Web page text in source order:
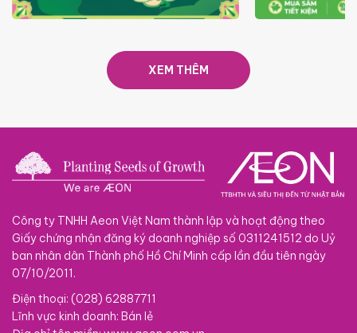
TRAO TẾT TRĂNG TRÒN GẮN
GIÁ LUÔN
XEM THÊM
Công ty TNHH Aeon Việt Nam thành lập và hoạt động theo
Giấy chứng nhận đăng ký doanh nghiệp số 0311241512 do Uỷ
ban nhân dân Thành phố Hồ Chí Minh cấp lần đầu tiên ngày
07/10/2011.
Điện thoại: (028) 62887711
Lĩnh vực kinh doanh: Bán lẻ